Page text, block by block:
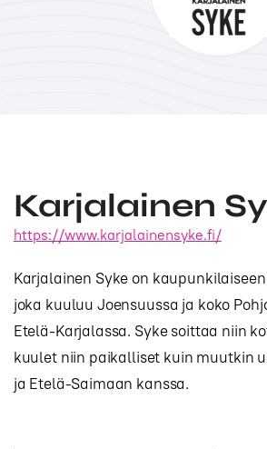
Karjalainen
https://www.karjalainensyke.fi/
Karjalainen Syke on
joka kuuluu Joensuussa ja koko
Etelä-Karjalassa. Syke soittaa niin
kuulet niin paikalliset kuin muutkin
ja Etelä-Saimaan kanssa.